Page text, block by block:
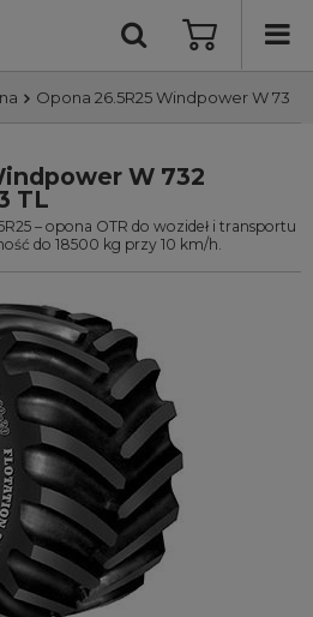
Opona 26.5R25 Windpower W 732
Wyszukaj
W 732
TL
– opona OTR do wozideł i transportu
do 18500 kg przy 10 km/h.